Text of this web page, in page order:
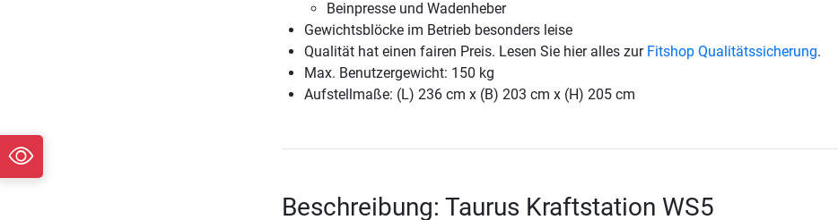
Beinpresse und Wadenheber
Gewichtsblöcke im Betrieb besonders leise
Qualität hat einen fairen Preis. Lesen Sie hier alles zur Fitshop Qualitätssicherung.
Max. Benutzergewicht: 150 kg
Aufstellmaße: (L) 236 cm x (B) 203 cm x (H) 205 cm
Beschreibung: Taurus Kraftstation WS5